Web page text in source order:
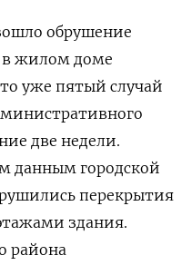
обрушение
жилом доме
уже пятый случай
две недели.
данным городской
перекрытия
здания.
района